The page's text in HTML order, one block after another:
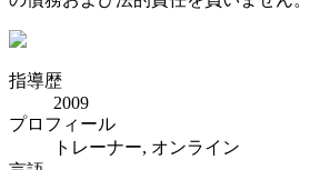
指導歴
2009
プロフィール
トレーナー, オンライン